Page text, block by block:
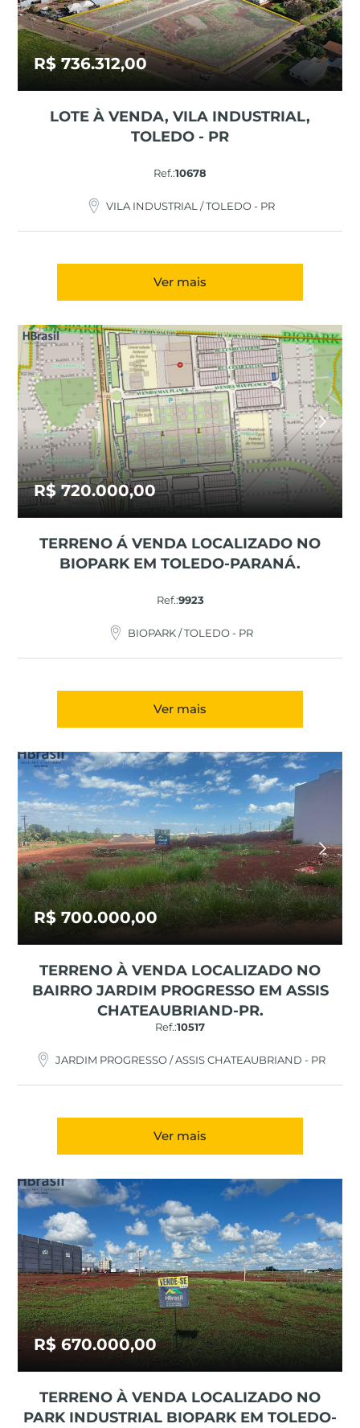
R$ 736.312,00
LOTE À VENDA, VILA INDUSTRIAL,
TOLEDO - PR
Ref.:10678
VILA INDUSTRIAL / TOLEDO - PR
Ver mais
R$ 720.000,00
TERRENO Á VENDA LOCALIZADO NO
BIOPARK EM TOLEDO-PARANÁ.
Ref.:9923
BIOPARK / TOLEDO - PR
Ver mais
R$ 700.000,00
TERRENO À VENDA LOCALIZADO NO
BAIRRO JARDIM PROGRESSO EM ASSIS
CHATEAUBRIAND-PR.
Ref.:10517
JARDIM PROGRESSO / ASSIS CHATEAUBRIAND - PR
Ver mais
R$ 670.000,00
TERRENO À VENDA LOCALIZADO NO
PARK INDUSTRIAL BIOPARK EM TOLEDO-